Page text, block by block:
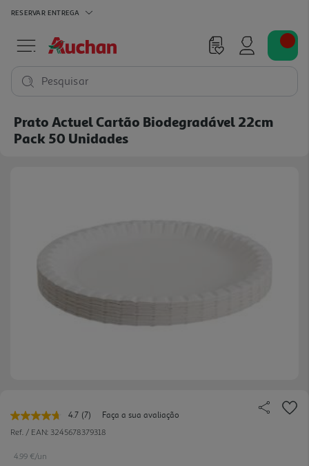
RESERVAR ENTREGA
Pesquisar
Prato Actuel Cartão Biodegradável 22cm
Pack 50 Unidades
4.7 Leu
7
(7)
Faça a sua avaliação
Ref. / EAN: 3245678379318
4.99 €/un